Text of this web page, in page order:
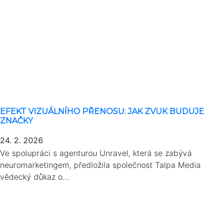
EFEKT VIZUÁLNÍHO PŘENOSU: JAK ZVUK BUDUJE
ZNAČKY
24. 2. 2026
Ve spolupráci s agenturou Unravel, která se zabývá
neuromarketingem, předložila společnost Talpa Media
vědecký důkaz o…